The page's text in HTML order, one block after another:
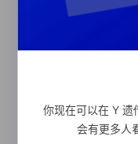
你现在可以在 Y 遗
会有更多人